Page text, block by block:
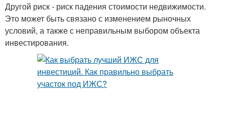
Другой риск - риск падения стоимости недвижимости.
Это может быть связано с изменением рыночных
условий, а также с неправильным выбором объекта
инвестирования.